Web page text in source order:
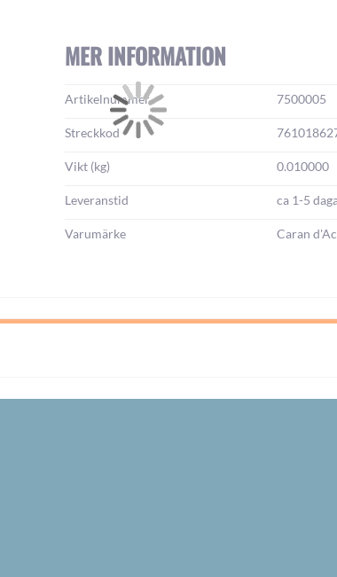
MER INFORMATION
Mer
information:
Artikelnummer 7500005
Streckkod
Vikt (kg) 0.010000
Leveranstid ca 1-5
Varumärke Caran